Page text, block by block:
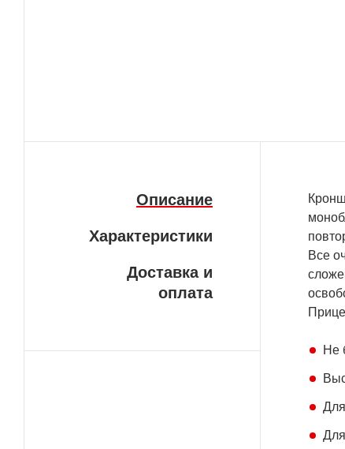
Описание
Характеристики
Доставка и
оплата
Все
Не